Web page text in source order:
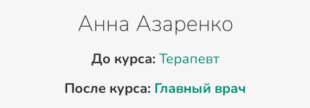
Анна Азаренко
До курса: Терапевт
После курса: Главный врач